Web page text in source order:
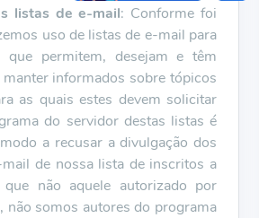
listas de e-mail: Conforme foi
uso de listas de e-mail para
que permitem, desejam e têm
informados sobre tópicos
as quais estes devem solicitar
do servidor destas listas é
a recusar a divulgação dos
de nossa lista de inscritos a
não aquele autorizado por
não somos autores do programa